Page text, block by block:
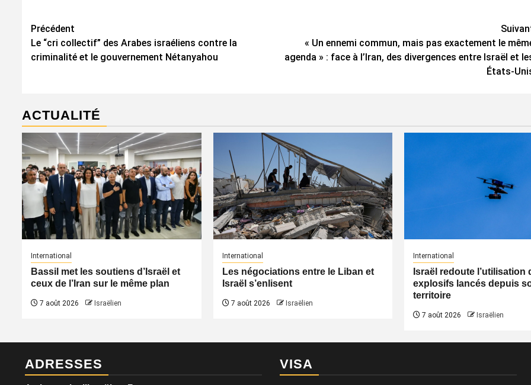
Navigation
d’article
Précédent
Le “cri collectif” des Arabes israéliens contre la
criminalité et le gouvernement Nétanyahou
« Un ennemi commun, mais pas exactement le
agenda » : face à l’Iran, des divergences entre Israël et
États-
ACTUALITÉ
International
Bassil met les soutiens d’Israël et
ceux de l’Iran sur le même plan
7 août 2026 Israëlien
International
Les négociations entre le Liban et
Israël s’enlisent
7 août 2026 Israëlien
International
Israël redoute l’utilisation
explosifs lancés depuis
territoire
7 août 2026 Israëlien
ADRESSES VISA